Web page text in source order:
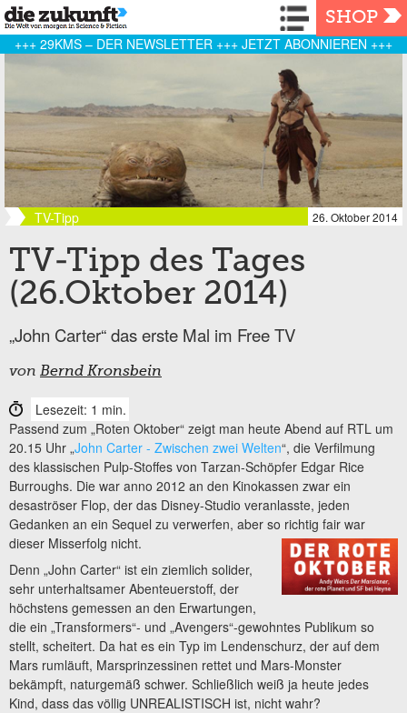
Navigation
SHOP
+++ 29KMS – DER NEWSLETTER +++ JETZT ABONNIEREN +++
TV-Tipp 26. Oktober 2014
TV-Tipp des Tages
(26.Oktober 2014)
„John Carter“ das erste Mal im Free TV
von Bernd Kronsbein
Lesezeit: 1 min.
Passend zum „Roten Oktober“ zeigt man heute Abend auf RTL um
20.15 Uhr „John Carter - Zwischen zwei Welten“, die Verfilmung
des klassischen Pulp-Stoffes von Tarzan-Schöpfer Edgar Rice
Burroughs. Die war anno 2012 an den Kinokassen zwar ein
desaströser Flop, der das Disney-Studio veranlasste, jeden
Gedanken an ein Sequel zu verwerfen, aber so richtig fair war
dieser Misserfolg nicht.
Denn „John Carter“ ist ein ziemlich solider,
sehr unterhaltsamer Abenteuerstoff, der
höchstens gemessen an den Erwartungen,
die ein „Transformers“- und „Avengers“-gewohntes Publikum so
stellt, scheitert. Da hat es ein Typ im Lendenschurz, der auf dem
Mars rumläuft, Marsprinzessinen rettet und Mars-Monster
bekämpft, naturgemäß schwer. Schließlich weiß ja heute jedes
Kind, dass das völlig UNREALISTISCH ist, nicht wahr?